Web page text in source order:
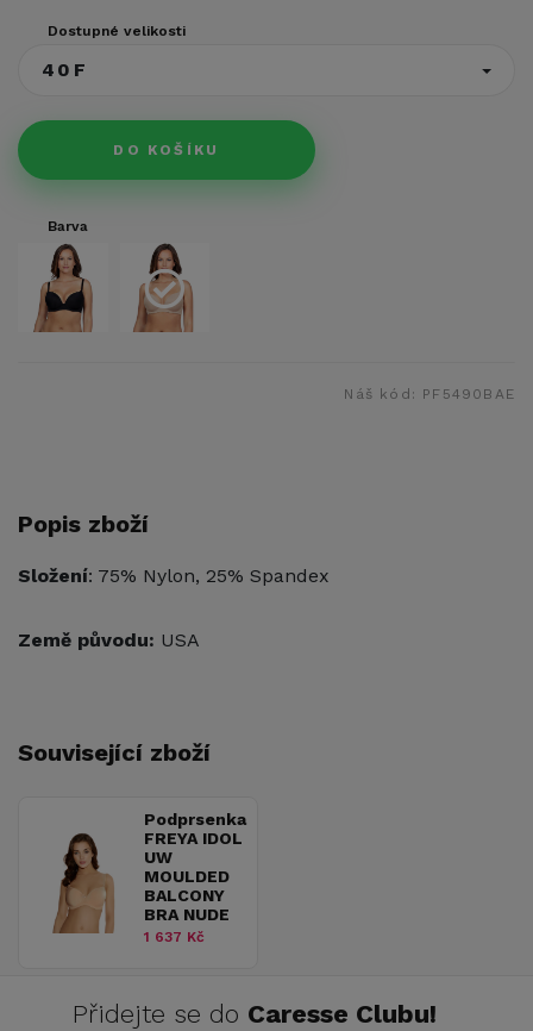
Dostupné velikosti
40F
DO KOŠÍKU
Barva
Náš kód: PF5490BAE
Popis zboží
Složení: 75% Nylon, 25% Spandex
Země původu: USA
Související zboží
Podprsenka
FREYA IDOL
UW
MOULDED
BALCONY
BRA NUDE
1 637 Kč
Přidejte se do Caresse Clubu!